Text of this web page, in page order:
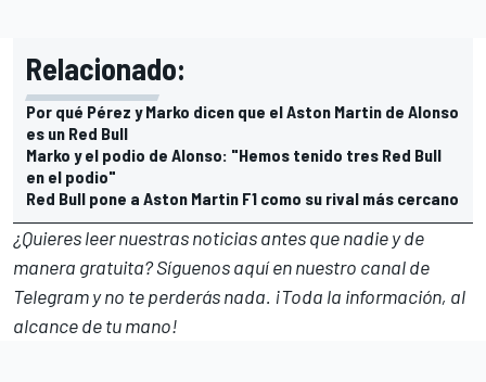
Relacionado:
Por qué Pérez y Marko dicen que el Aston Martin de Alonso
es un Red Bull
Marko y el podio de Alonso: "Hemos tenido tres Red Bull
en el podio"
Red Bull pone a Aston Martin F1 como su rival más cercano
¿Quieres leer nuestras noticias antes que nadie y de
manera gratuita? Síguenosaquí en nuestro canal de
Telegramy no te perderás nada. ¡Toda la información, al
alcance de tu mano!